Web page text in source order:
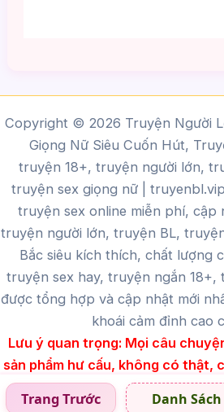
Trang Trước Danh Sách
Copyright © 2026 Truyện Người
Giọng Nữ Siêu Cuốn Hút,
truyện 18+, truyện người lớn,
truyện sex giọng nữ | truyenbl.vip
truyện sex online miễn phí, cập
truyện người lớn, truyện BL,
Bắc siêu kích thích, chất lượng
truyện sex hay, truyện ngắn 18+,
được tổng hợp và cập nhật mới
khoái cảm đỉnh cao
Lưu ý quan trọng: Mọi câu
sản phẩm hư cấu, không có thật,
trí dành cho người